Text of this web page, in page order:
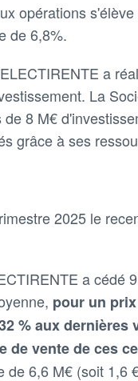
opérations
de 6,8%.
a
La
8 M€
grâce à ses
2025 le
a cédé
pour un
% aux
de vente de ces
de 6,6 M€ (soit 1,6